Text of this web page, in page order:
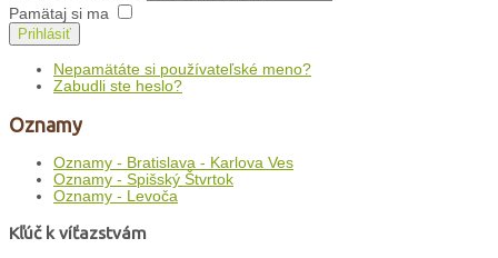
Pamätaj si ma
Prihlásiť
Nepamätáte si používateľské meno?
Zabudli ste heslo?
Oznamy
Oznamy - Bratislava - Karlova Ves
Oznamy - Spišský Štvrtok
Oznamy - Levoča
Kľúč k víťazstvám